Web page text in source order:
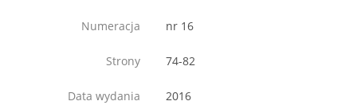
Numeracja nr 16
Strony 74-82
Data wydania 2016